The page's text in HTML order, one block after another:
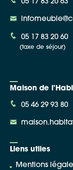
05 17 83 20 63
05 17 83 20 60
(taxe de séjour)
Maison de
05 46 29 93 80
Liens utiles
Mentions